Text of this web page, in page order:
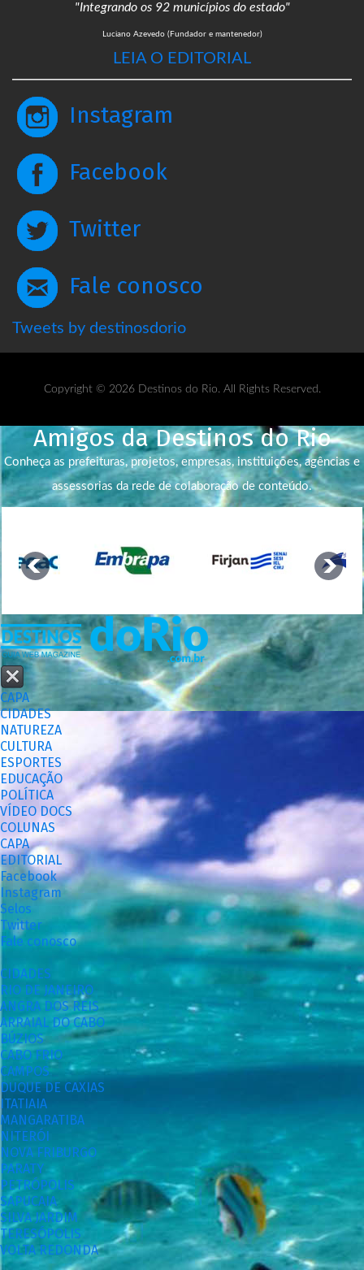
"Integrando os 92 municípios do estado"
Luciano Azevedo (Fundador e mantenedor)
LEIA O EDITORIAL
Instagram
Facebook
Twitter
Fale conosco
Tweets by destinosdorio
Copyright © 2026 Destinos do Rio. All Rights Reserved.
Amigos da Destinos do Rio
Conheça as prefeituras, projetos, empresas, instituições, agências e
assessorias da rede de colaboração de conteúdo.